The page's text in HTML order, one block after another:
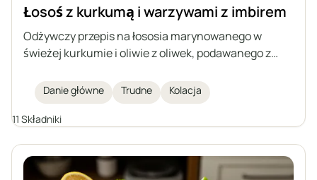
Łosoś z kurkumą i warzywami z imbirem
Odżywczy przepis na łososia marynowanego w
świeżej kurkumie i oliwie z oliwek, podawanego z
danie wzmacnia odporność, będąc smaczną i
zdrową propozycją na obiad.
Danie główne Trudne Kolacja
11 Składniki